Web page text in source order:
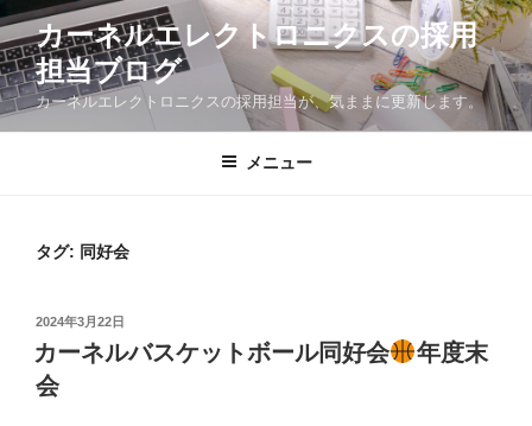
コ
ン
テ
ン
カーネルエレクトロニクスの採用
担当ブログ
カーネルエレクトロニクスの採用担当が、気ままに更新します。
メニュー
タグ: 同好会
投
稿
日:
2024年3月22日
カーネルバスケットボール同好会
年度末
会